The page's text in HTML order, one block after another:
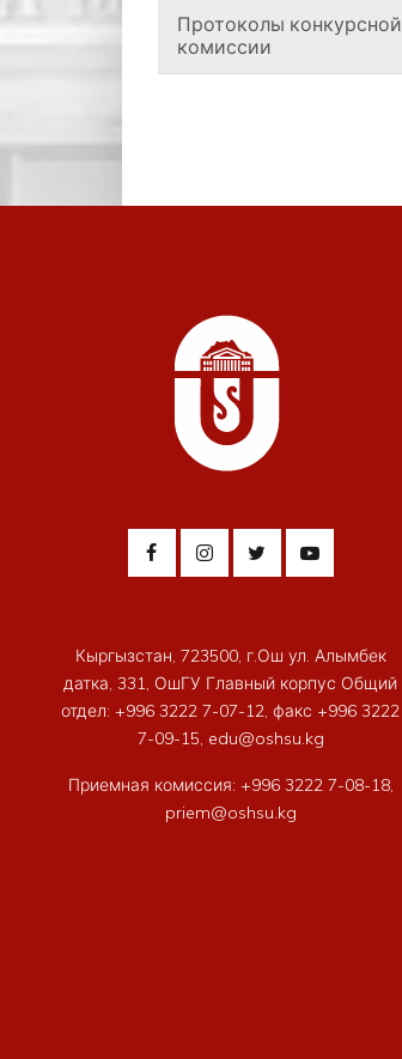
Протоколы конкурсной
комиссии
Кыргызстан, 723500, г.Ош ул. Алымбек
датка, 331, ОшГУ Главный корпус Общий
отдел: +996 3222 7-07-12, факс +996 3222
7-09-15, edu@oshsu.kg
Приемная комиссия: +996 3222 7-08-18,
priem@oshsu.kg